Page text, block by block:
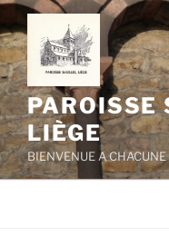
Aller
au
contenu
principal
PAROISSE
LIÈGE
BIENVENUE A